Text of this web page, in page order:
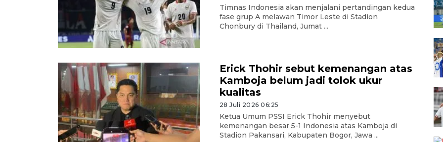
Timnas Indonesia akan menjalani pertandingan kedua
fase grup A melawan Timor Leste di Stadion
Chonbury di Thailand, Jumat ...
Erick Thohir sebut kemenangan atas
Kamboja belum jadi tolok ukur
kualitas
28 Juli 2026 06:25
Ketua Umum PSSI Erick Thohir menyebut
kemenangan besar 5-1 Indonesia atas Kamboja di
Stadion Pakansari, Kabupaten Bogor, Jawa ...